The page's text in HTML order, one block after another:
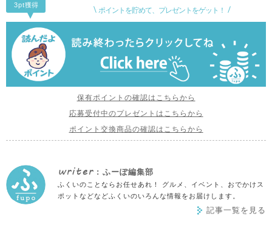
ポイントを貯めて、プレゼントをゲット！
3pt獲得
保有ポイントの確認はこちらから
応募受付中のプレゼントはこちらから
ポイント交換商品の確認はこちらから
writer : ふーぽ編集部
ふくいのことならお任せあれ！ グルメ、イベント、おでかけス
ポットなどなどふくいのいろんな情報をお届けします。
記事一覧を見る